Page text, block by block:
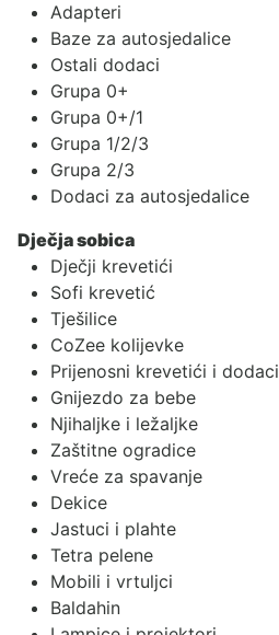
Adapteri
Baze za autosjedalice
Ostali dodaci
Grupa 0+
Grupa 0+/1
Grupa 1/2/3
Grupa 2/3
Dodaci za autosjedalice
Dječja sobica
Dječji krevetići
Sofi krevetić
Tješilice
CoZee kolijevke
Prijenosni krevetići i dodaci
Gnijezdo za bebe
Njihaljke i ležaljke
Zaštitne ogradice
Vreće za spavanje
Dekice
Jastuci i plahte
Tetra pelene
Mobili i vrtuljci
Baldahin